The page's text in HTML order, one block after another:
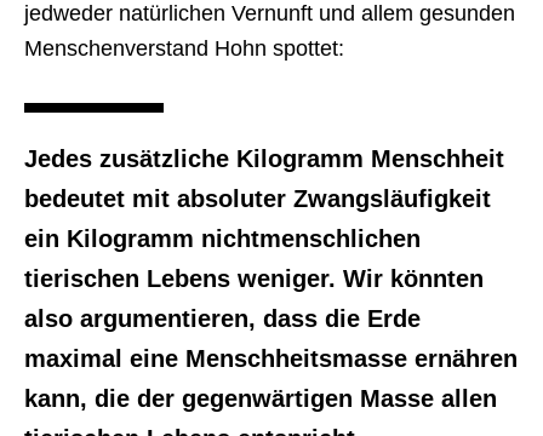
jedweder natürlichen Vernunft und allem gesunden
Menschenverstand Hohn spottet:
Jedes zusätzliche Kilogramm Menschheit
bedeutet mit absoluter Zwangsläufigkeit
ein Kilogramm nichtmenschlichen
tierischen Lebens weniger. Wir könnten
also argumentieren, dass die Erde
maximal eine Menschheitsmasse ernähren
kann, die der gegenwärtigen Masse allen